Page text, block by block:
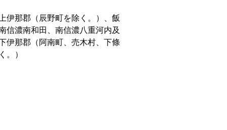
伊那郡（辰野町を除く。）、飯
信濃南和田、南信濃八重河内及
伊那郡（阿南町、売木村、下條
。）